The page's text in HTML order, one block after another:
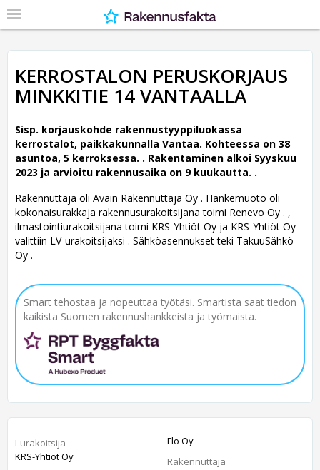
KERROSTALON PERUSKORJAUS
MINKKITIE 14 VANTAALLA
Sisp. korjauskohde rakennustyyppiluokassa
kerrostalot, paikkakunnalla Vantaa. Kohteessa on 38
asuntoa, 5 kerroksessa. . Rakentaminen alkoi Syyskuu
2023 ja arvioitu rakennusaika on 9 kuukautta. .
Rakennuttaja oli Avain Rakennuttaja Oy . Hankemuoto oli
kokonaisurakkaja rakennusurakoitsijana toimi Renevo Oy . ,
ilmastointiurakoitsijana toimi KRS-Yhtiöt Oy ja KRS-Yhtiöt Oy
valittiin LV-urakoitsijaksi . Sähköasennukset teki TakuuSähkö
Oy .
Smart tehostaa ja nopeuttaa työtäsi. Smartista saat tiedon
kaikista Suomen rakennushankkeista ja työmaista.
I-urakoitsija
KRS-Yhtiöt Oy
Flo Oy
Rakennuttaja